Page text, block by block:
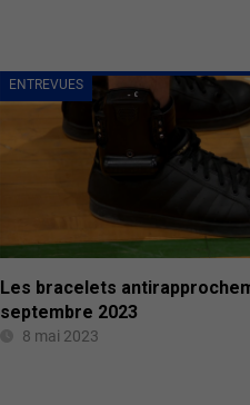
ENTREVUES
Les bracelets
septembre 2023
8 mai 2023